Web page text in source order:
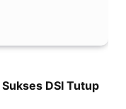
DSI Tutup